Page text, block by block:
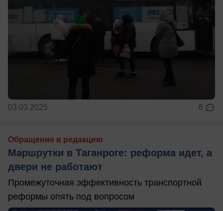
03.03.2025 6
Обращение в редакцию
Маршрутки в Таганроге: реформа идет, а
двери не работают
Промежуточная эффективность транспортной
реформы опять под вопросом